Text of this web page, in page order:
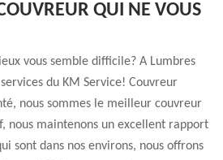
QUI NE VOUS
vous semble difficile? A Lumbres
du KM Service! Couvreur
nous sommes le meilleur couvreur
nous maintenons un excellent rapport
sont dans nos environs, nous offrons